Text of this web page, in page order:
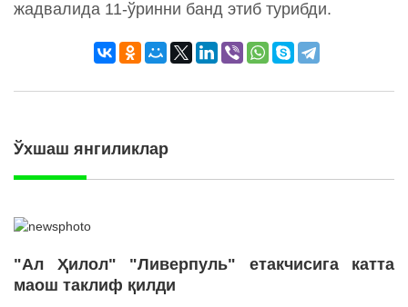
жадвалида 11-ўринни банд этиб турибди.
Ўхшаш янгиликлар
"Ал Ҳилол" "Ливерпуль" етакчисига катта
маош таклиф қилди